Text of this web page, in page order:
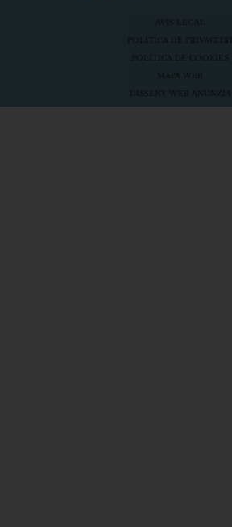
AVÍS LEGAL
POLÍTICA DE PRIVACITAT
POLÍTICA DE COOKIES
MAPA WEB
DISSENY WEB ANUNZIA